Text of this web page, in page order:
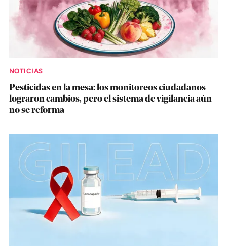
NOTICIAS
Pesticidas en la mesa: los monitoreos ciudadanos
lograron cambios, pero el sistema de vigilancia aún
no se reforma